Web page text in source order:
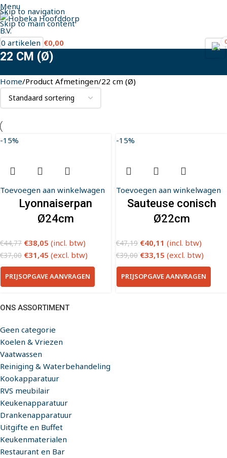
Skip to navigation
Skip to main content
Menu
0
0 artikelen €0,00
22 CM (Ø)
ONS ASSORTIMENT
Geen categorie
Koelen & Vriezen
Vaatwassen
Reiniging & Waterbehandeling
Kookapparatuur
RVS meubilair
Keukenapparatuur
Drankenapparatuur
Uitgifte en Buffet
Keukenmaterialen
Restaurant en Bar
Home Product Afmetingen 22 cm (Ø)
-15%
Toevoegen aan winkelwagen
Lyonnaiserpan
Ø24cm
€44,77 €38,05 (incl. btw)
€37,00 €31,45 (excl. btw)
PRIJSOPGAVE AANVRAGEN
-15%
Toevoegen aan winkelwagen
Sauteuse conisch
Ø22cm
€47,19 €40,11 (incl. btw)
€39,00 €33,15 (excl. btw)
PRIJSOPGAVE AANVRAGEN